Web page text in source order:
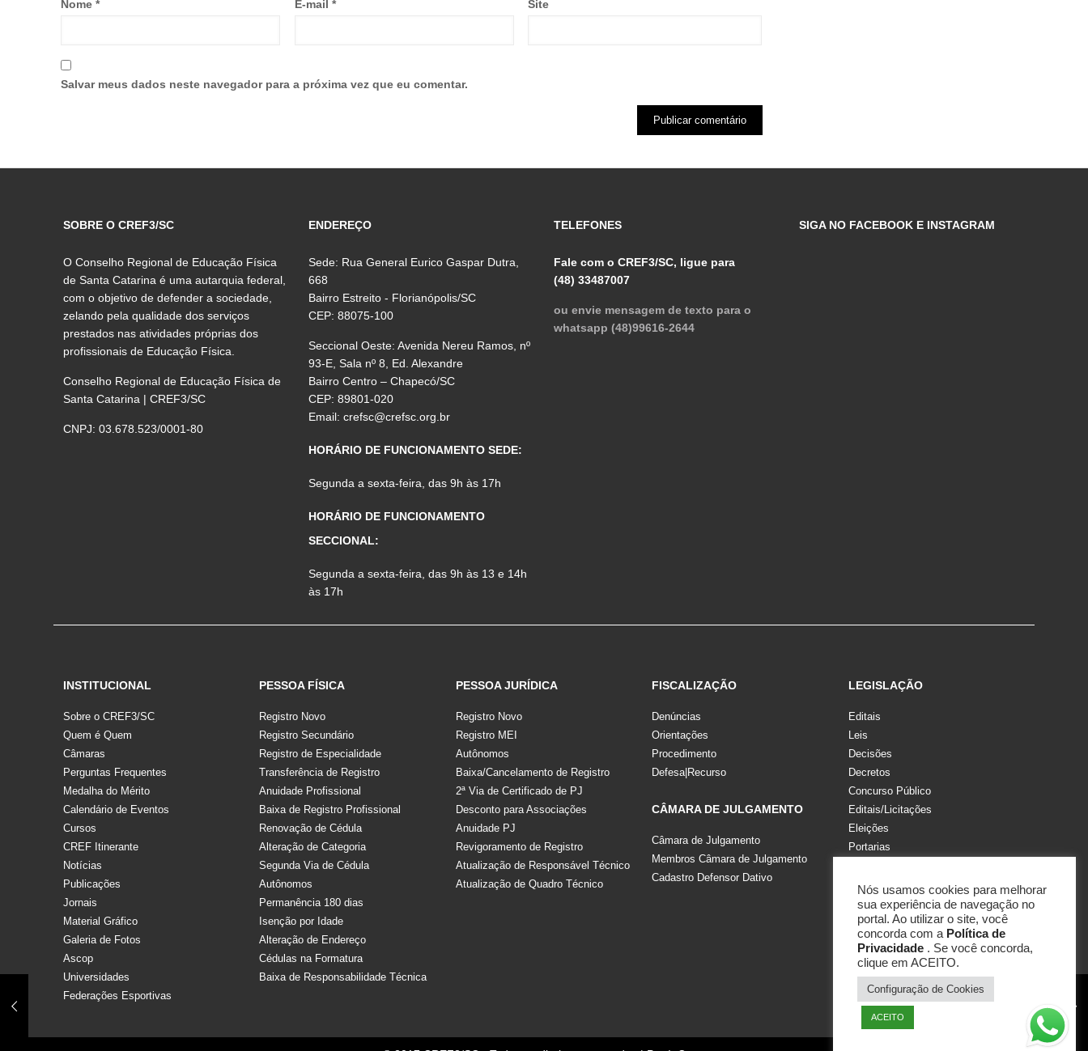
Nome * E-mail * Site
Salvar meus dados neste navegador para a próxima vez que eu comentar.
SOBRE O CREF3/SC
O Conselho Regional de Educação Física
de Santa Catarina é uma autarquia federal,
com o objetivo de defender a sociedade,
zelando pela qualidade dos serviços
prestados nas atividades próprias dos
profissionais de Educação Física.
Conselho Regional de Educação Física de
Santa Catarina | CREF3/SC
CNPJ: 03.678.523/0001-80
ENDEREÇO
Sede: Rua General Eurico Gaspar Dutra,
668
Bairro Estreito - Florianópolis/SC
CEP: 88075-100
Seccional Oeste: Avenida Nereu Ramos, nº
93-E, Sala nº 8, Ed. Alexandre
Bairro Centro – Chapecó/SC
CEP: 89801-020
Email:crefsc@crefsc.org.br
HORÁRIO DE FUNCIONAMENTO SEDE:
Segunda a sexta-feira, das 9h às 17h
HORÁRIO DE FUNCIONAMENTO
SECCIONAL:
Segunda a sexta-feira, das 9h às 13 e 14h
às 17h
TELEFONES
Fale com o CREF3/SC, ligue para
(48) 33487007
ou envie mensagem de texto para o
whatsapp (48)99616-2644
SIGA NO FACEBOOK E INSTAGRAM
INSTITUCIONAL
Sobre o CREF3/SC
Quem é Quem
Câmaras
Perguntas Frequentes
Medalha do Mérito
Calendário de Eventos
Cursos
CREF Itinerante
Notícias
Publicações
Jornais
Material Gráfico
Galeria de Fotos
Ascop
Universidades
Federações Esportivas
PESSOA FÍSICA
Registro Novo
Registro Secundário
Registro de Especialidade
Transferência de Registro
Anuidade Profissional
Baixa de Registro Profissional
Renovação de Cédula
Alteração de Categoria
Segunda Via de Cédula
Autônomos
Permanência 180 dias
Isenção por Idade
Alteração de Endereço
Cédulas na Formatura
Baixa de Responsabilidade Técnica
PESSOA JURÍDICA
Registro Novo
Registro MEI
Autônomos
Baixa/Cancelamento de Registro
2ª Via de Certificado de PJ
Desconto para Associações
Anuidade PJ
Revigoramento de Registro
Atualização de Responsável Técnico
Atualização de Quadro Técnico
FISCALIZAÇÃO
Denúncias
Orientações
Procedimento
Defesa|Recurso
CÂMARA DE JULGAMENTO
Câmara de Julgamento
Membros Câmara de Julgamento
Cadastro Defensor Dativo
LEGISLAÇÃO
Editais
Leis
Decisões
Decretos
Concurso Público
Editais/Licitações
Eleições
Portarias
Resoluções
Nós usamos cookies para melhorar
sua experiência de navegação no
portal. Ao utilizar o site, você
concorda com a Política de
Privacidade . Se você concorda,
clique em ACEITO.
Configuração de Cookies
ACEITO